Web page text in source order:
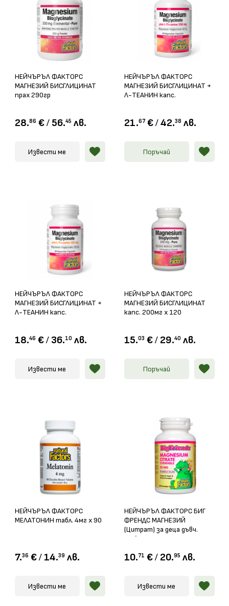
НЕЙЧЪРЪЛ ФАКТОРС
МАГНЕЗИЙ БИСГЛИЦИНАТ
прах 290гр
28.86 € / 56.45 лв.
Извести ме
НЕЙЧЪРЪЛ ФАКТОРС
МАГНЕЗИЙ БИСГЛИЦИНАТ +
Л-ТЕАНИН капс.
21.67 € / 42.38 лв.
Поръчай
НЕЙЧЪРЪЛ ФАКТОРС
МАГНЕЗИЙ БИСГЛИЦИНАТ +
Л-ТЕАНИН капс.
18.46 € / 36.10 лв.
Извести ме
НЕЙЧЪРЪЛ ФАКТОРС
МАГНЕЗИЙ БИСГЛИЦИНАТ
капс. 200мг х 120
15.03 € / 29.40 лв.
Поръчай
НЕЙЧЪРЪЛ ФАКТОРС
МЕЛАТОНИН табл. 4мг x 90
7.36 € / 14.39 лв.
Извести ме
НЕЙЧЪРЪЛ ФАКТОРС БИГ
ФРЕНДС МАГНЕЗИЙ
(Цитрат) за деца дъвч.
табл. 50мг х 60
10.71 € / 20.95 лв.
Извести ме